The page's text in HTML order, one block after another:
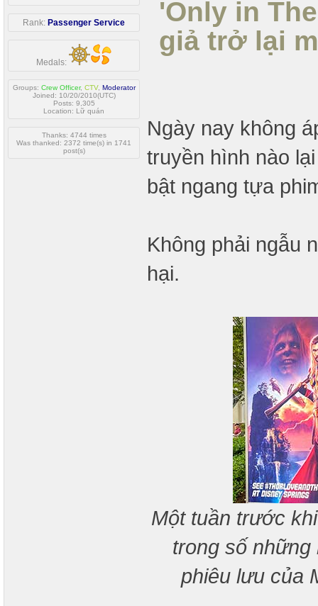
Rank: Passenger Service
Medals:
Groups: Crew Officer, CTV, Moderator
Joined: 10/20/2010(UTC)
Posts: 9,305
Location: Lữ quán
Thanks: 4744 times
Was thanked: 2372 time(s) in 1741
post(s)
'Only in
giả trở lại
Ngày nay không
truyền hình nào
bật ngang tựa
Không phải ngẫu
hại.
Một tuần trước
trong số
phiêu lưu của